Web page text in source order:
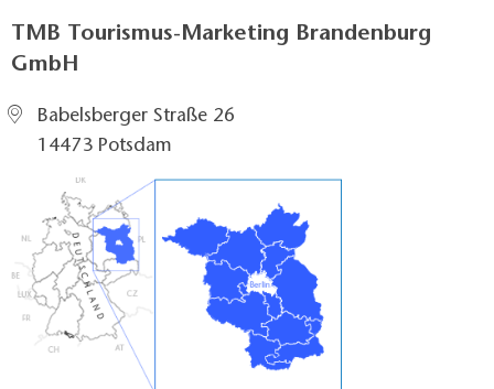
TMB Tourismus-Marketing Brandenburg
GmbH
Babelsberger Straße 26
14473 Potsdam